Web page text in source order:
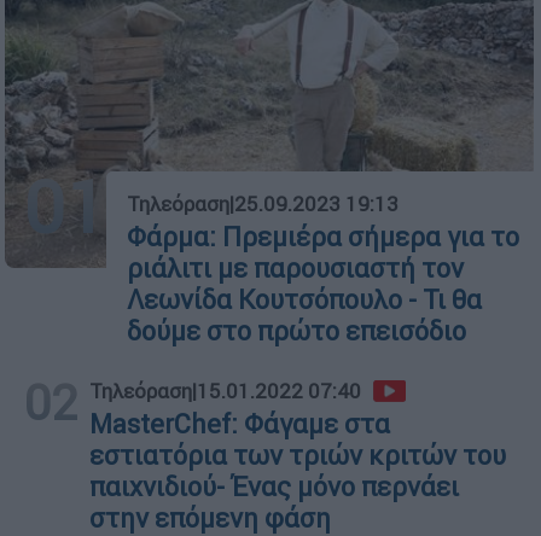
01 Τηλεόραση|25.09.2023 19:13
Φάρμα: Πρεμιέρα σήμερα για το
ριάλιτι με παρουσιαστή τον
Λεωνίδα Κουτσόπουλο - Τι θα
δούμε στο πρώτο επεισόδιο
02 Τηλεόραση|15.01.2022 07:40
MasterChef: Φάγαμε στα
εστιατόρια των τριών κριτών του
παιχνιδιού- Ένας μόνο περνάει
στην επόμενη φάση